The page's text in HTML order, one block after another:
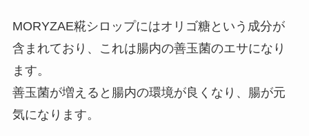
MORYZAE糀シロップにはオリゴ糖という成分が
含まれており、これは腸内の善玉菌のエサになり
ます。
善玉菌が増えると腸内の環境が良くなり、腸が元
気になります。